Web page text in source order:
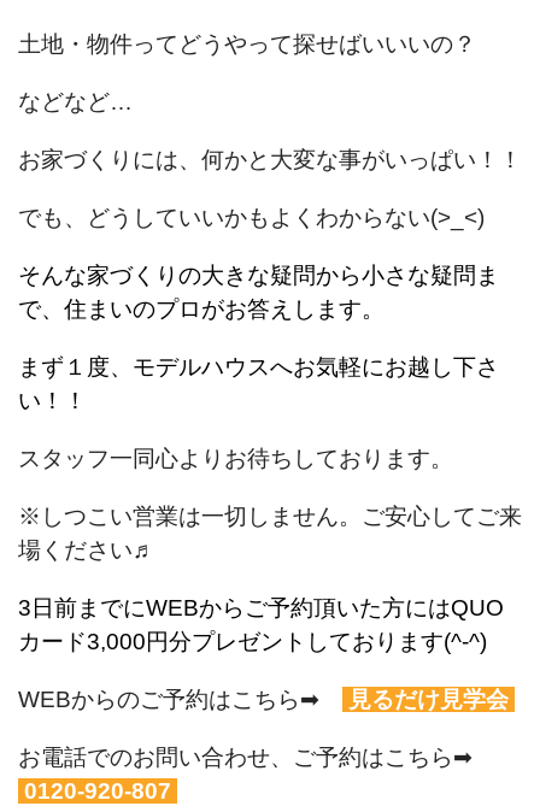
土地・物件ってどうやって探せばいいいの？
などなど…
お家づくりには、何かと大変な事がいっぱい！！
でも、どうしていいかもよくわからない(>_<)
そんな家づくりの大きな疑問から小さな疑問ま
で、住まいのプロがお答えします。
まず１度、モデルハウスへお気軽にお越し下さ
い！！
スタッフ一同心よりお待ちしております。
※しつこい営業は一切しません。ご安心してご来
場ください♬
3日前までにWEBからご予約頂いた方にはQUO
カード3,000円分プレゼントしております(^-^)
WEBからのご予約はこちら➡ 見るだけ見学会
お電話でのお問い合わせ、ご予約はこちら➡
0120-920-807